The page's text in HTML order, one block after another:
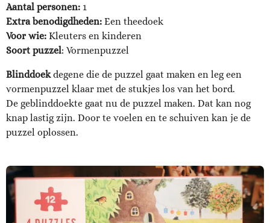
Aantal personen: 1
Extra benodigdheden: Een theedoek
Voor wie: Kleuters en kinderen
Soort puzzel: Vormenpuzzel
Blinddoekdegene die de puzzel gaat maken en leg een
vormenpuzzel klaar met de stukjes los van het bord.
De geblinddoekte gaat nu de puzzel maken. Dat kan nog
knap lastig zijn. Door te voelen en te schuiven kan je de
puzzel oplossen.